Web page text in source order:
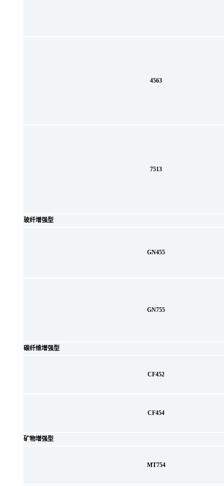
4563
7513
玻纤增强型
GN455
GN755
碳纤维增强型
CF452
CF454
矿物增强型
MT754